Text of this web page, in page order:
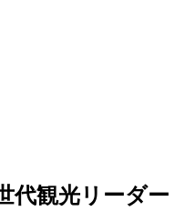
代観光リーダー